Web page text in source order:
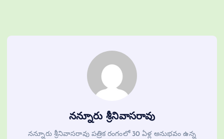
నన్నూరు శ్రీనివాసరావు
నన్నూరు శ్రీనివాసరావు పత్రిక రంగంలో 30 ఏళ్ల అనుభవం ఉన్న